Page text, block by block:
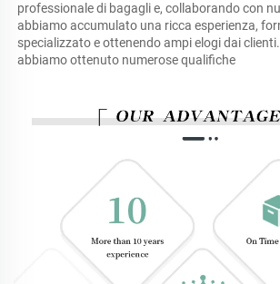
professionale di bagagli e, collaborando con
abbiamo accumulato una ricca esperienza,
specializzato e ottenendo ampi elogi dai
abbiamo ottenuto numerose qualifiche